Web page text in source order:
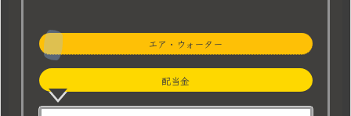
エア・ウォーター
配当金